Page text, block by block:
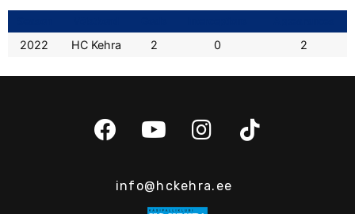
2022 HC Kehra 2 0 2
info@hckehra.ee